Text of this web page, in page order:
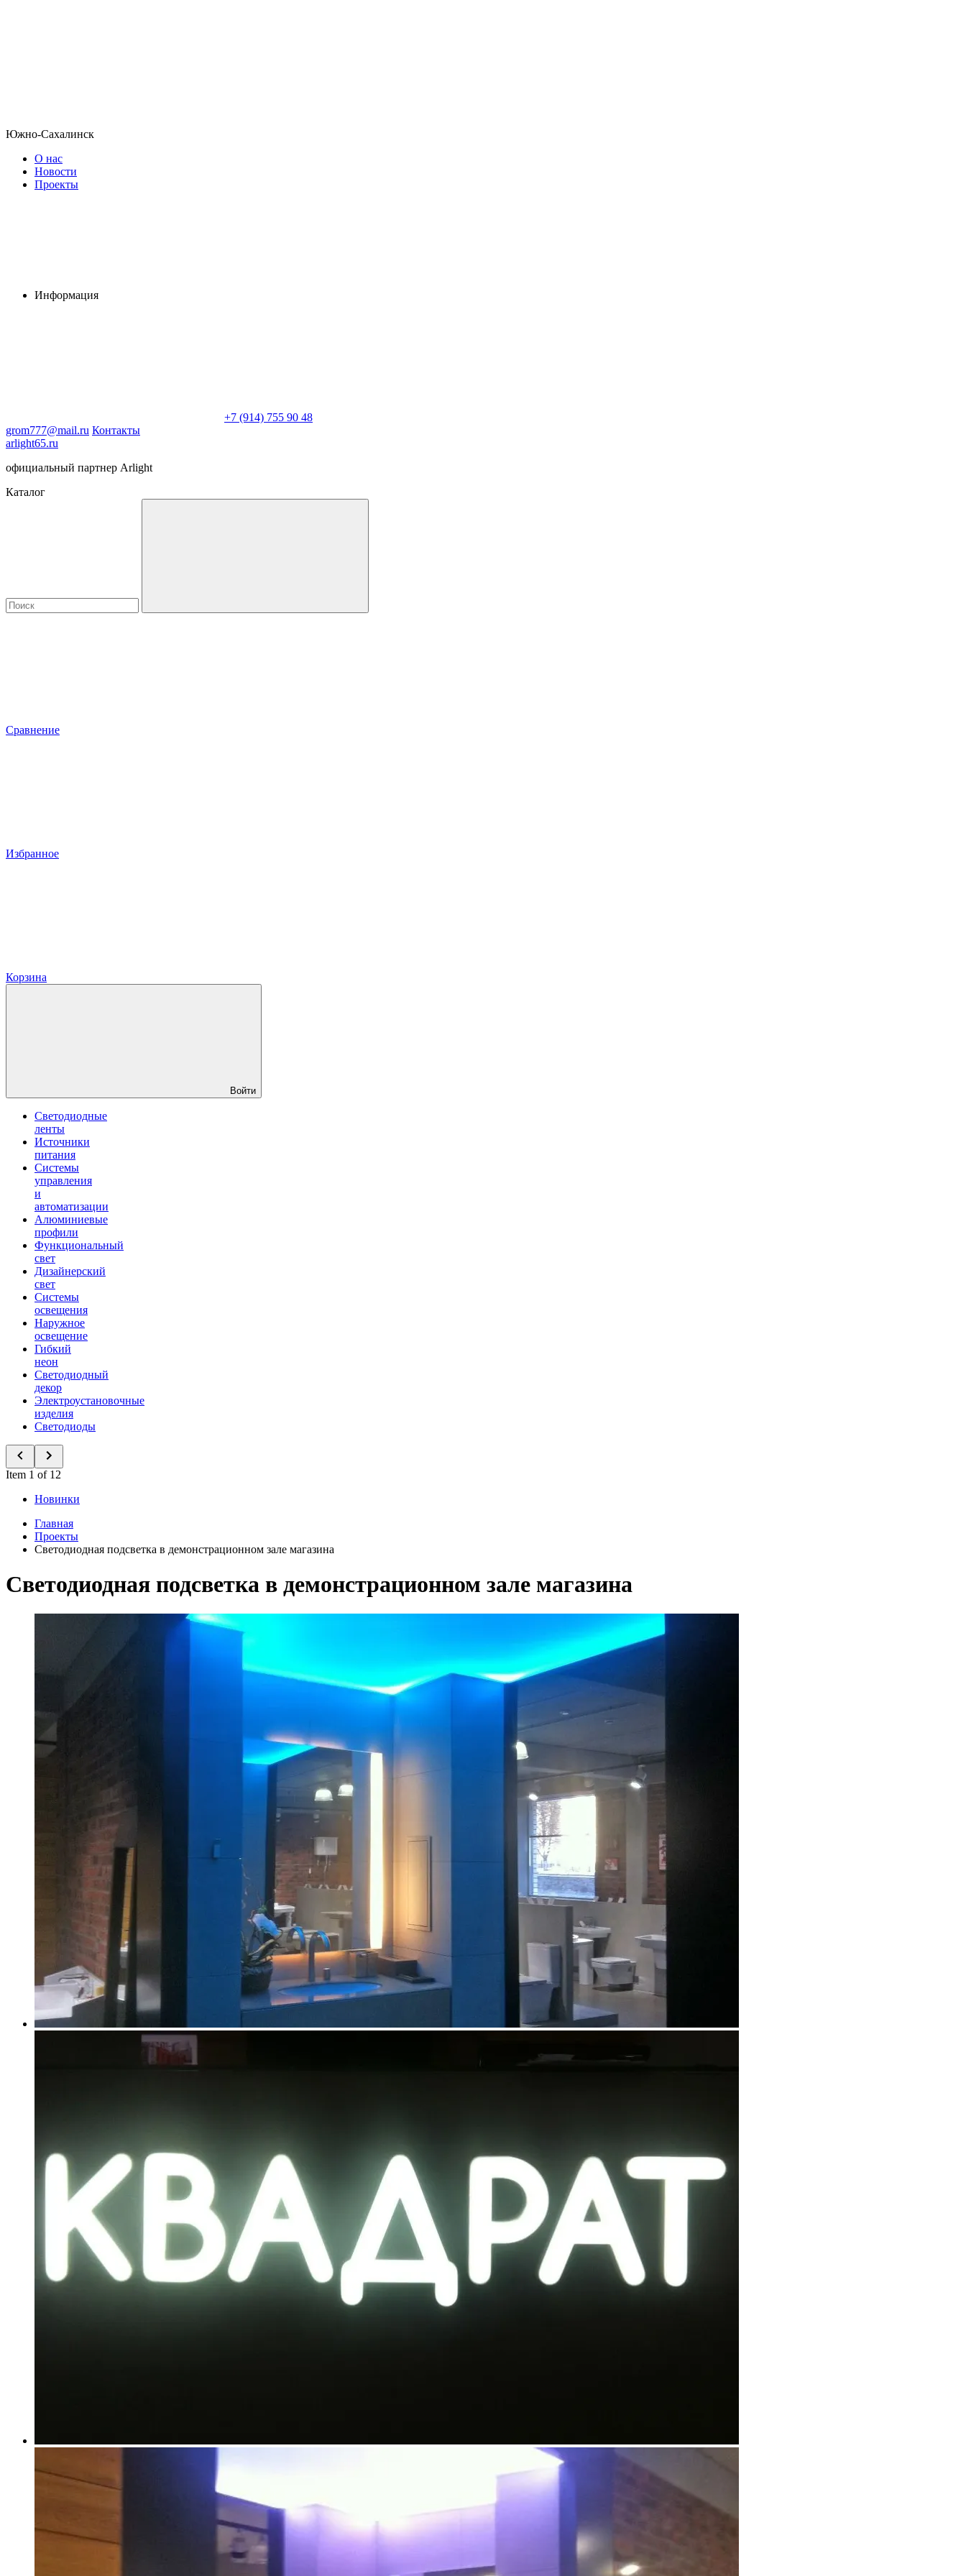
Южно-Сахалинск
О нас
Новости
Проекты
Информация
+7 (914) 755 90 48
grom777@mail.ru Контакты
arlight65.ru
официальный партнер Arlight
Каталог
Сравнение
Избранное
Корзина
Войти
Светодиодные
ленты
Источники
питания
Системы
управления
и
автоматизации
Алюминиевые
профили
Функциональный
свет
Дизайнерский
свет
Системы
освещения
Наружное
освещение
Гибкий
неон
Светодиодный
декор
Электроустановочные
изделия
Светодиоды
Item 1 of 12
Новинки
Главная
Проекты
Светодиодная подсветка в демонстрационном зале магазина
Светодиодная подсветка в демонстрационном зале магазина